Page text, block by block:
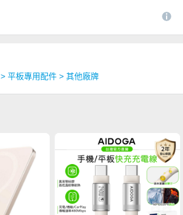
> 平板專用配件 > 其他廠牌